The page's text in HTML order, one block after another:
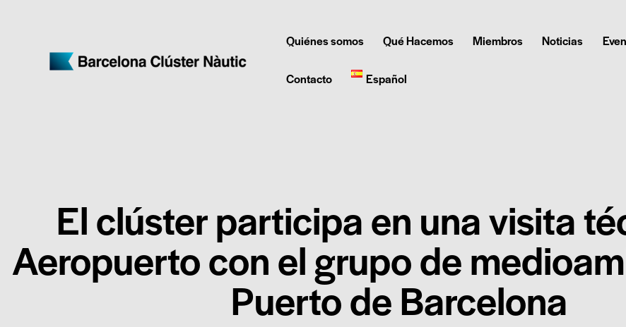
Quiénes somos Qué Hacemos Miembros Noticias
Contacto Español
El clúster participa en una visita
Aeropuerto con el grupo de
Puerto de Barcelona